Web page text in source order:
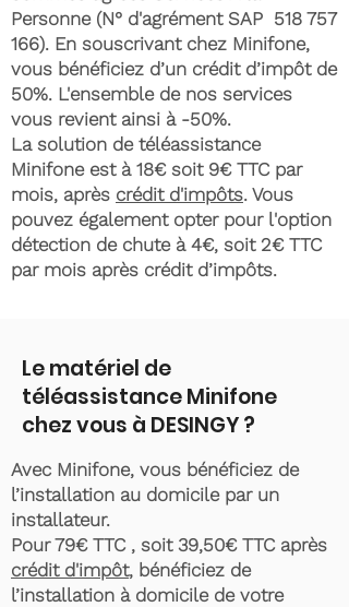
Personne (N° d'agrément SAP 518 757
166). En souscrivant chez Minifone,
vous bénéficiez d’un crédit d’impôt de
50%. L'ensemble de nos services
vous revient ainsi à -50%.
La solution de téléassistance
Minifone est à 18€ soit 9€ TTC par
mois, après crédit d'impôts. Vous
pouvez également opter pour l'option
détection de chute à 4€, soit 2€ TTC
par mois après crédit d’impôts.
Le matériel de
téléassistance Minifone
chez vous à DESINGY ?
Avec Minifone, vous bénéficiez de
l’installation au domicile par un
installateur.
Pour 79€ TTC , soit 39,50€ TTC après
crédit d'impôt, bénéficiez de
l’installation à domicile de votre